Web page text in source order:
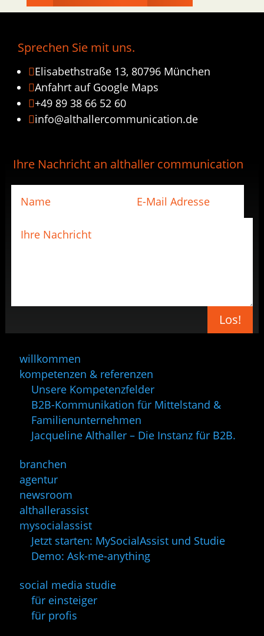
Sprechen Sie mit uns.
Elisabethstraße 13, 80796 München
Anfahrt auf Google Maps
+49 89 38 66 52 60
info@althallercommunication.de
Ihre Nachricht an althaller communication
Los!
willkommen
kompetenzen & referenzen
Unsere Kompetenzfelder
B2B-Kommunikation für Mittelstand &
Familienunternehmen
Jacqueline Althaller – Die Instanz für B2B.
branchen
agentur
newsroom
althallerassist
mysocialassist
Jetzt starten: MySocialAssist und Studie
Demo: Ask-me-anything
social media studie
für einsteiger
für profis